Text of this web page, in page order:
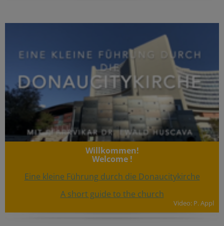
Willkommen!
Welcome !
Eine kleine Führung durch die Donaucitykirche
A short guide to the church
Video: P. Appl